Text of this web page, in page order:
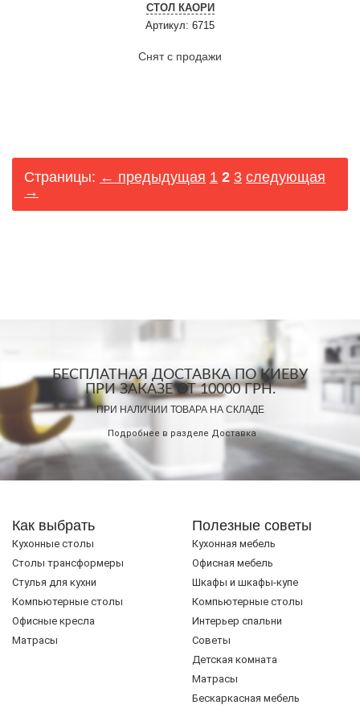
СТОЛ КАОРИ
Артикул: 6715
Снят с продажи
Страницы: ← предыдущая 1 2 3 следующая
→
БЕСПЛАТНАЯ ДОСТАВКА ПО КИЕВУ
ПРИ ЗАКАЗЕ ОТ 10000 ГРН.
ПРИ НАЛИЧИИ ТОВАРА НА СКЛАДЕ
Подробнее в разделе Доставка
Как выбрать
Кухонные столы
Cтолы трансформеры
Стулья для кухни
Компьютерные столы
Офисные кресла
Матрасы
Полезные советы
Кухонная мебель
Офисная мебель
Шкафы и шкафы-купе
Компьютерные столы
Интерьер спальни
Советы
Детская комната
Матрасы
Бескаркасная мебель